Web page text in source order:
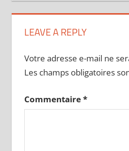
LEAVE A REPLY
Votre adresse e-mail ne
Les champs obligatoires
Commentaire*